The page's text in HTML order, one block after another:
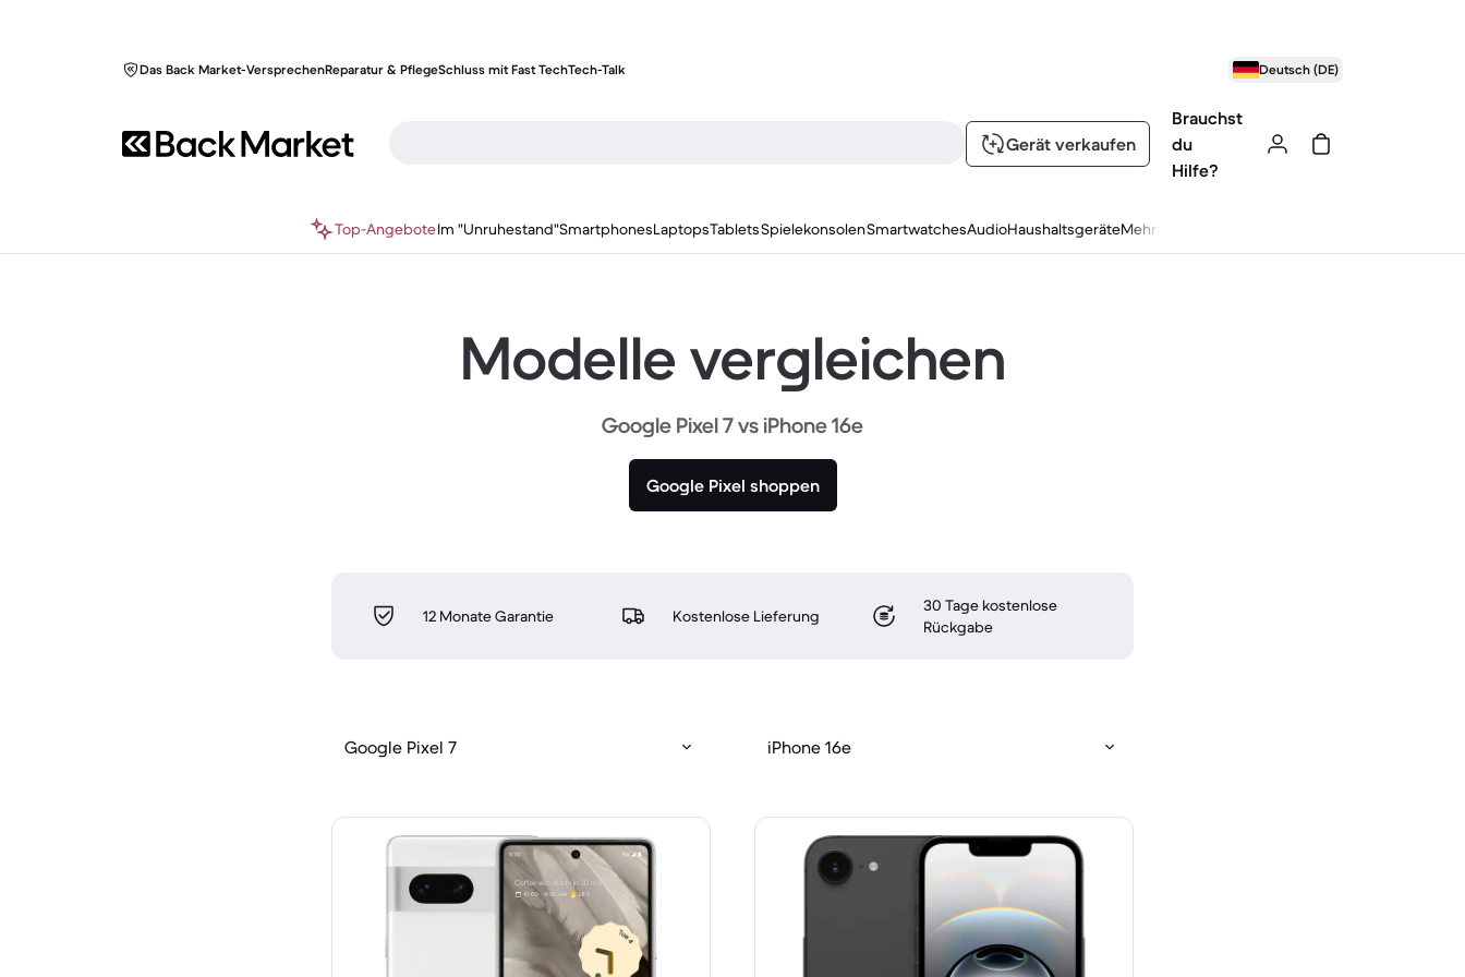
Das Back Market-VersprechenReparatur & PflegeSchluss mit Fast TechTech-Talk Deutsch (DE)
Gerät verkaufen
Brauchst
du
Hilfe?
Top-AngeboteIm "Unruhestand"SmartphonesLaptopsTabletsSpielekonsolenSmartwatchesAudioHaushaltsgeräteMehr
Modelle vergleichen
Google Pixel 7 vs iPhone 16e
Google Pixel shoppen
12 Monate Garantie Kostenlose Lieferung
30 Tage kostenlose
Rückgabe
Google Pixel 7 iPhone 16e